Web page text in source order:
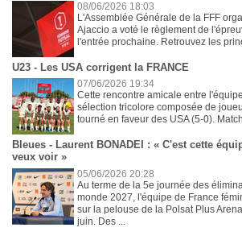
08/06/2026 18:03
L'Assemblée Générale de la FFF
Ajaccio a voté le règlement de
l'entrée prochaine. Retrouvez les
U23 - Les USA corrigent la FRANCE
07/06/2026 19:34
Cette rencontre amicale entre
sélection tricolore composée de
tourné en faveur des USA (5-0).
Bleues - Laurent BONADEI : « C'est cette
veux voir »
05/06/2026 20:28
Au terme de la 5e journée des
monde 2027, l'équipe de France
sur la pelouse de la Polsat Plus
juin. Des ...